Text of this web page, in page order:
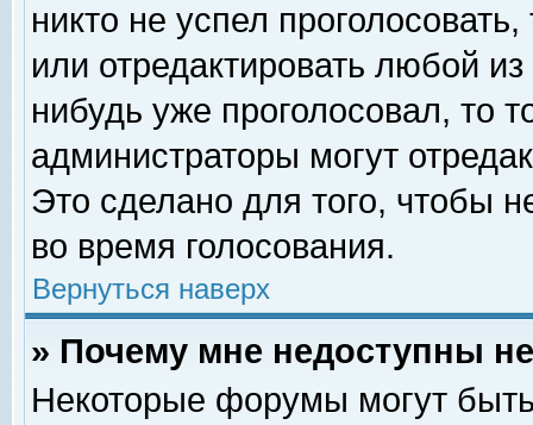
никто не успел
или отредактировать любой
нибудь уже проголосовал, то
администраторы могут
Это сделано для того, чтобы
во время голосования.
Вернуться наверх
» Почему мне недоступны
Некоторые форумы могут